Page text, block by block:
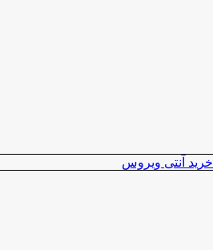
خرید آنتی ویروس